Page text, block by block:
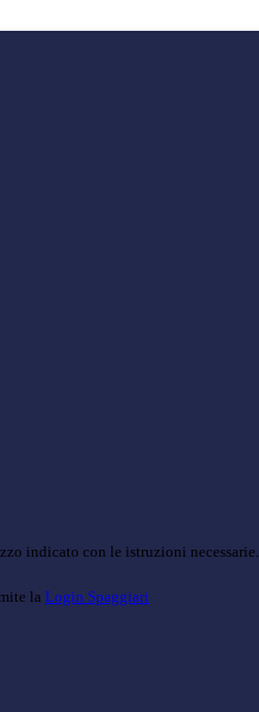
indicato con le istruzioni necessarie.
la Login Spaggiari